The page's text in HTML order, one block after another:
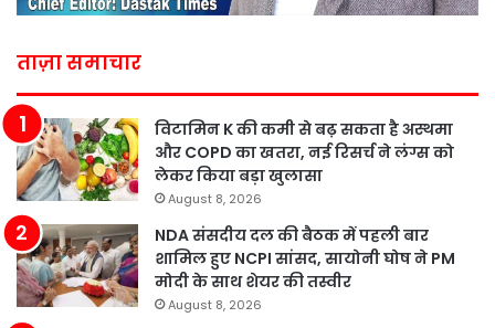
ताज़ा समाचार
विटामिन K की कमी से बढ़ सकता है अस्थमा
और COPD का खतरा, नई रिसर्च ने लंग्स को
लेकर किया बड़ा खुलासा
August 8, 2026
NDA संसदीय दल की बैठक में पहली बार
शामिल हुए NCPI सांसद, सायोनी घोष ने PM
मोदी के साथ शेयर की तस्वीर
August 8, 2026